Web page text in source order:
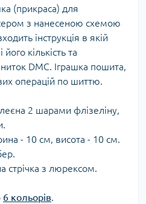
(прикраса) для
з нанесеною схемою
інструкція в якій
кількість та
DMC. Іграшка пошита,
операцій по шиттю.
2 шарами флізеліну,
- 10 см, висота - 10 см.
стрічка з люрексом.
6 кольорів.